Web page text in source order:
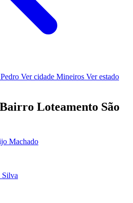
Ver cidade Mineiros Ver estado
Loteamento São
Machado
Silva